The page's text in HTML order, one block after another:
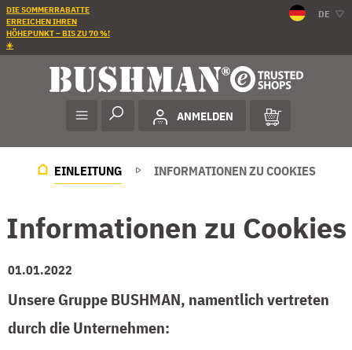
DIE SOMMERRABATTE
ERREICHEN IHREN
HÖHEPUNKT – BIS ZU 70 %!
☀️
DE
ANMELDEN
EINLEITUNG INFORMATIONEN ZU COOKIES
Informationen zu Cookies
01.01.2022
Unsere Gruppe BUSHMAN, namentlich vertreten
durch die Unternehmen: